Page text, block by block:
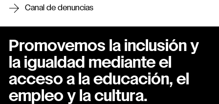
Canal de denuncias
Promovemos la inclusión y
la igualdad mediante el
acceso a la educación, el
empleo y la cultura.